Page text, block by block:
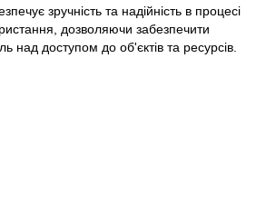
зручність та надійність в процесі
дозволяючи забезпечити
над доступом до об'єктів та ресурсів.